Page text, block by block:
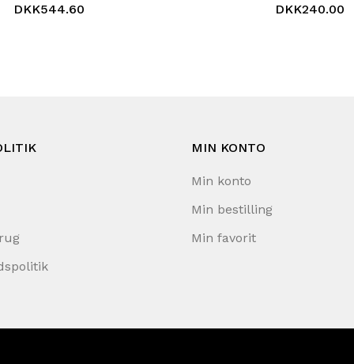
DKK544.60
DKK240.00
MIN KONTO
Min konto
Min bestilling
Min favorit